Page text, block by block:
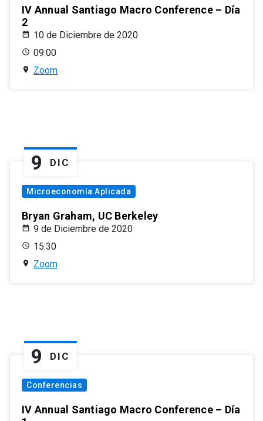
IV Annual Santiago Macro Conference – Día
2
10 de Diciembre de 2020
09:00
Zoom
9 DIC
Microeconomía Aplicada
Bryan Graham, UC Berkeley
9 de Diciembre de 2020
15:30
Zoom
9 DIC
Conferencias
IV Annual Santiago Macro Conference – Día